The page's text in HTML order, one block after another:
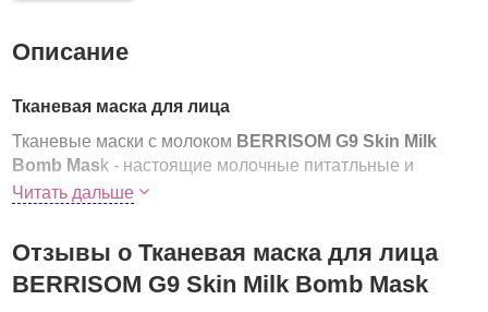
Описание
Тканевая маска для лица
Тканевые маски с молоком BERRISOM G9 Skin Milk
Bomb Mask - настоящие молочные питатльные и
увлажняющие бомбочки для лица. Серия масок
идеально прилегает к коже, подстраивается под изгибы
лица, эссенция полностью впитывается в кожу,
Читать дальше
Отзывы о Тканевая маска для лица
BERRISOM G9 Skin Milk Bomb Mask